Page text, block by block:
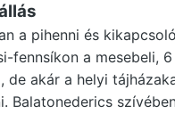
a pihenni és
fennsíkon a mesebeli,
akár a helyi
Balatonederics